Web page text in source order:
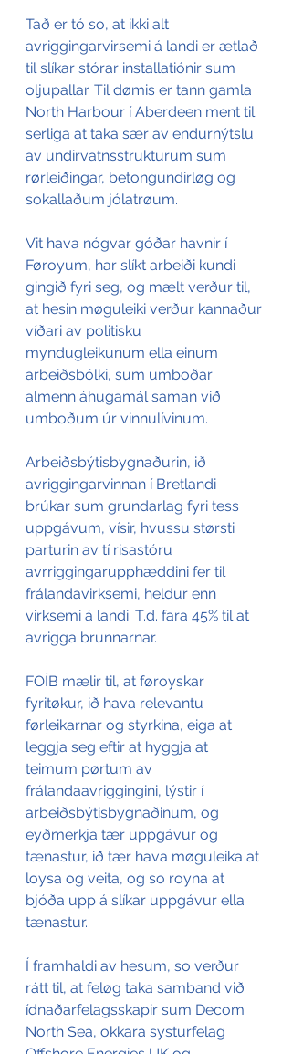
Tað er tó so, at ikki alt
avriggingarvirsemi á landi er ætlað
til slíkar stórar installatiónir sum
oljupallar. Til dømis er tann gamla
North Harbour í Aberdeen ment til
serliga at taka sær av endurnýtslu
av undirvatnsstrukturum sum
rørleiðingar, betongundirløg og
sokallaðum jólatrøum.
Vit hava nógvar góðar havnir í
Føroyum, har slíkt arbeiði kundi
gingið fyri seg, og mælt verður til,
at hesin møguleiki verður kannaður
víðari av politisku
myndugleikunum ella einum
arbeiðsbólki, sum umboðar
almenn áhugamál saman við
umboðum úr vinnulívinum.
Arbeiðsbýtisbygnaðurin, ið
avriggingarvinnan í Bretlandi
brúkar sum grundarlag fyri tess
uppgávum, vísir, hvussu størsti
parturin av tí risastóru
avrriggingarupphæddini fer til
frálandavirksemi, heldur enn
virksemi á landi. T.d. fara 45% til at
avrigga brunnarnar.
FOÍB mælir til, at føroyskar
fyritøkur, ið hava relevantu
førleikarnar og styrkina, eiga at
leggja seg eftir at hyggja at
teimum pørtum av
frálandaavriggingini, lýstir í
arbeiðsbýtisbygnaðinum, og
eyðmerkja tær uppgávur og
tænastur, ið tær hava møguleika at
loysa og veita, og so royna at
bjóða upp á slíkar uppgávur ella
tænastur.
Í framhaldi av hesum, so verður
rátt til, at feløg taka samband við
ídnaðarfelagsskapir sum Decom
North Sea, okkara systurfelag